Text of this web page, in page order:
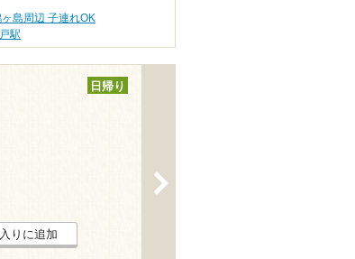
島周辺 子連れOK
駅
日帰り
りに追加